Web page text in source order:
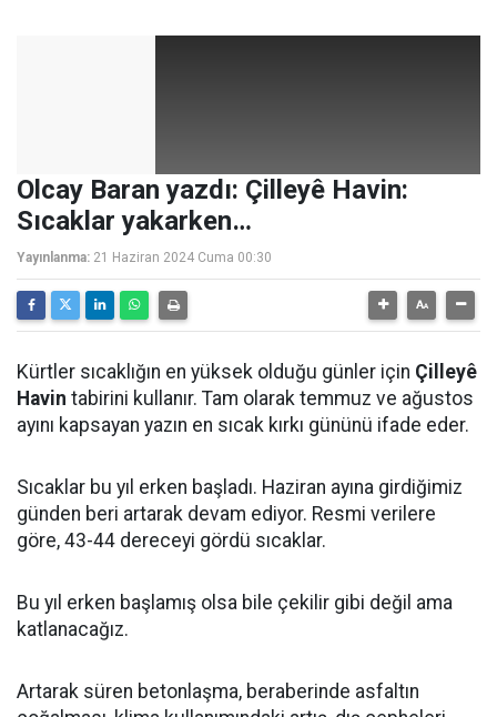
Olcay Baran yazdı: Çilleyê Havin:
Sıcaklar yakarken…
Yayınlanma: 21 Haziran 2024 Cuma 00:30
Kürtler sıcaklığın en yüksek olduğu günler için Çilleyê
Havin tabirini kullanır. Tam olarak temmuz ve ağustos
ayını kapsayan yazın en sıcak kırkı gününü ifade eder.
Sıcaklar bu yıl erken başladı. Haziran ayına girdiğimiz
günden beri artarak devam ediyor. Resmi verilere
göre, 43-44 dereceyi gördü sıcaklar.
Bu yıl erken başlamış olsa bile çekilir gibi değil ama
katlanacağız.
Artarak süren betonlaşma, beraberinde asfaltın